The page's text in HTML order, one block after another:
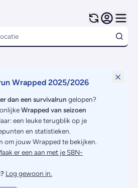
Wrapped 2025/2026
dan een survivalrun gelopen?
Wrapped van seizoen
een leuke terugblik op je
en statistieken.
om jouw Wrapped te bekijken.
er een aan met je SBN-
Log gewoon in.